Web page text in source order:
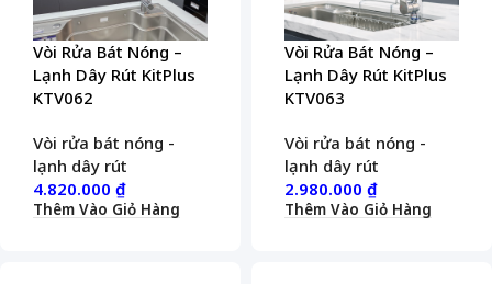
Vòi Rửa Bát Nóng –
Lạnh Dây Rút KitPlus
KTV062
Vòi rửa bát nóng -
lạnh dây rút
4.820.000 ₫
Thêm Vào Giỏ Hàng
Vòi Rửa Bát Nóng –
Lạnh Dây Rút KitPlus
KTV063
Vòi rửa bát nóng -
lạnh dây rút
2.980.000 ₫
Thêm Vào Giỏ Hàng